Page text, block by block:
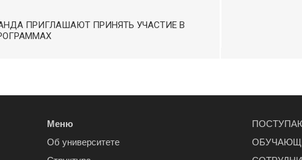
ПРИГЛАШАЮТ ПРИНЯТЬ УЧАСТИЕ В
Меню
Об университете